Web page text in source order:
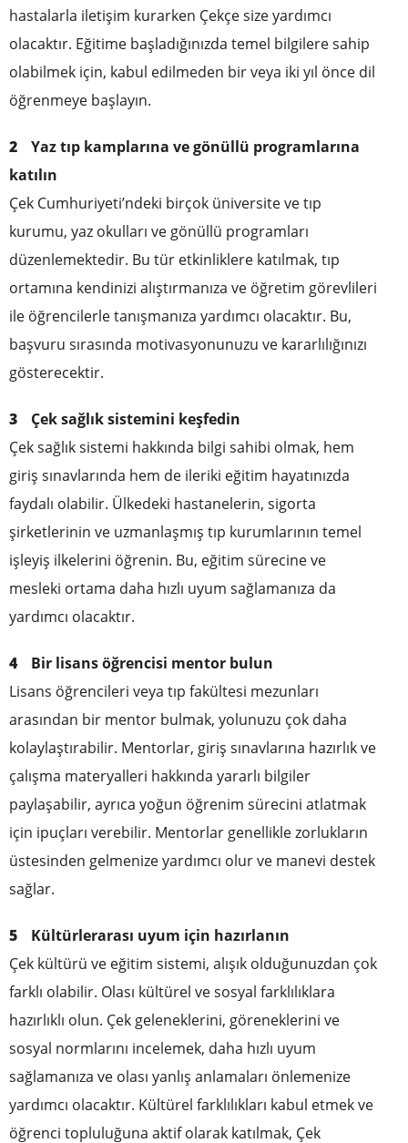
hastalarla iletişim kurarken Çekçe size yardımcı
olacaktır. Eğitime başladığınızda temel bilgilere sahip
olabilmek için, kabul edilmeden bir veya iki yıl önce dil
öğrenmeye başlayın.
Yaz tıp kamplarına ve gönüllü programlarına
katılın
Çek Cumhuriyeti’ndeki birçok üniversite ve tıp
kurumu, yaz okulları ve gönüllü programları
düzenlemektedir. Bu tür etkinliklere katılmak, tıp
ortamına kendinizi alıştırmanıza ve öğretim görevlileri
ile öğrencilerle tanışmanıza yardımcı olacaktır. Bu,
başvuru sırasında motivasyonunuzu ve kararlılığınızı
gösterecektir.
Çek sağlık sistemini keşfedin
Çek sağlık sistemi hakkında bilgi sahibi olmak, hem
giriş sınavlarında hem de ileriki eğitim hayatınızda
faydalı olabilir. Ülkedeki hastanelerin, sigorta
şirketlerinin ve uzmanlaşmış tıp kurumlarının temel
işleyiş ilkelerini öğrenin. Bu, eğitim sürecine ve
mesleki ortama daha hızlı uyum sağlamanıza da
yardımcı olacaktır.
Bir lisans öğrencisi mentor bulun
Lisans öğrencileri veya tıp fakültesi mezunları
arasından bir mentor bulmak, yolunuzu çok daha
kolaylaştırabilir. Mentorlar, giriş sınavlarına hazırlık ve
çalışma materyalleri hakkında yararlı bilgiler
paylaşabilir, ayrıca yoğun öğrenim sürecini atlatmak
için ipuçları verebilir. Mentorlar genellikle zorlukların
üstesinden gelmenize yardımcı olur ve manevi destek
sağlar.
Kültürlerarası uyum için hazırlanın
Çek kültürü ve eğitim sistemi, alışık olduğunuzdan çok
farklı olabilir. Olası kültürel ve sosyal farklılıklara
hazırlıklı olun. Çek geleneklerini, göreneklerini ve
sosyal normlarını incelemek, daha hızlı uyum
sağlamanıza ve olası yanlış anlamaları önlemenize
yardımcı olacaktır. Kültürel farklılıkları kabul etmek ve
öğrenci topluluğuna aktif olarak katılmak, Çek